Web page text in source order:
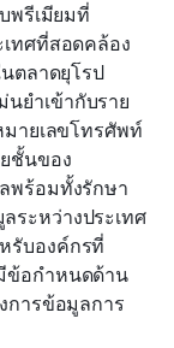
พรีเมียมที่
ทศที่สอดคล้อง
ตลาดยุโรป
ยำเข้ากับราย
ายเลขโทรศัพท์
ชั้นของ
พร้อมทั้งรักษา
ระหว่างประเทศ
รับองค์กรที่
ข้อกำหนดด้าน
การข้อมูลการ